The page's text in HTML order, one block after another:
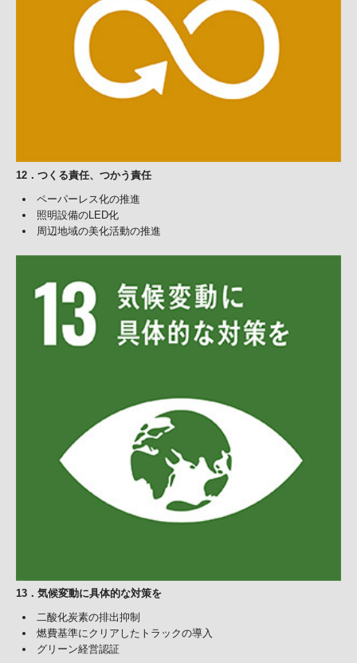
12．つくる責任、つかう責任
ペーパーレス化の推進
照明設備のLED化
周辺地域の美化活動の推進
13 ． 気候変動に具体的な対策を
二酸化炭素の排出抑制
燃費基準にクリアしたトラックの導入
グリーン経営認証